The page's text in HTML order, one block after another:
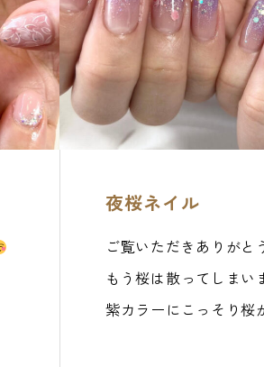
夜桜ネイル
ご覧いただきありがと
もう桜は散ってしまい
紫カラーにこっそり桜